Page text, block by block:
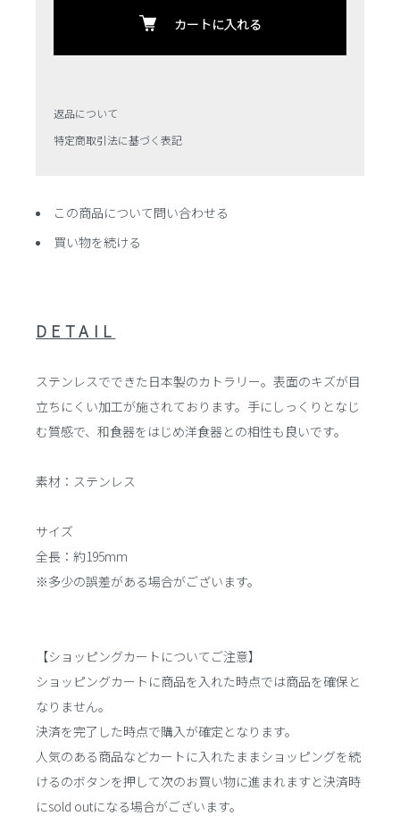
カートに入れる
返品について
特定商取引法に基づく表記
この商品について問い合わせる
買い物を続ける
DETAIL
ステンレスでできた日本製のカトラリー。表面のキズが目
立ちにくい加工が施されております。手にしっくりとなじ
む質感で、和食器をはじめ洋食器との相性も良いです。
素材：ステンレス
サイズ
全長：約195mm
※多少の誤差がある場合がございます。
【ショッピングカートについてご注意】
ショッピングカートに商品を入れた時点では商品を確保と
なりません。
決済を完了した時点で購入が確定となります。
人気のある商品などカートに入れたままショッピングを続
けるのボタンを押して次のお買い物に進まれますと決済時
にsold outになる場合がございます。